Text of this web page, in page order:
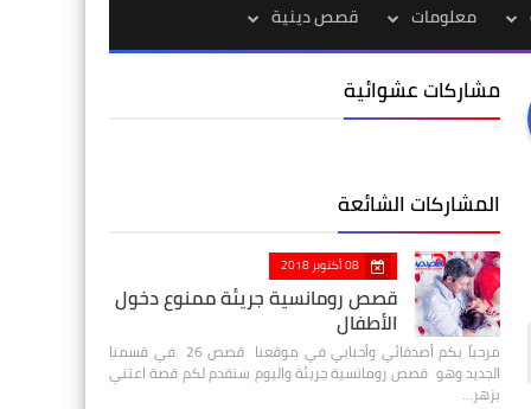
معلومات قصص دينية
مشاركات عشوائية
المشاركات الشائعة
08 أكتوبر 2018
قصص رومانسية جريئة ممنوع دخول
الأطفال
مرحباً بكم أصدقائي وأحبابي في موقعنا قصص 26 في قسمنا
الجديد وهو قصص رومانسية جريئة واليوم سنقدم لكم قصة اعتني
بزهر…